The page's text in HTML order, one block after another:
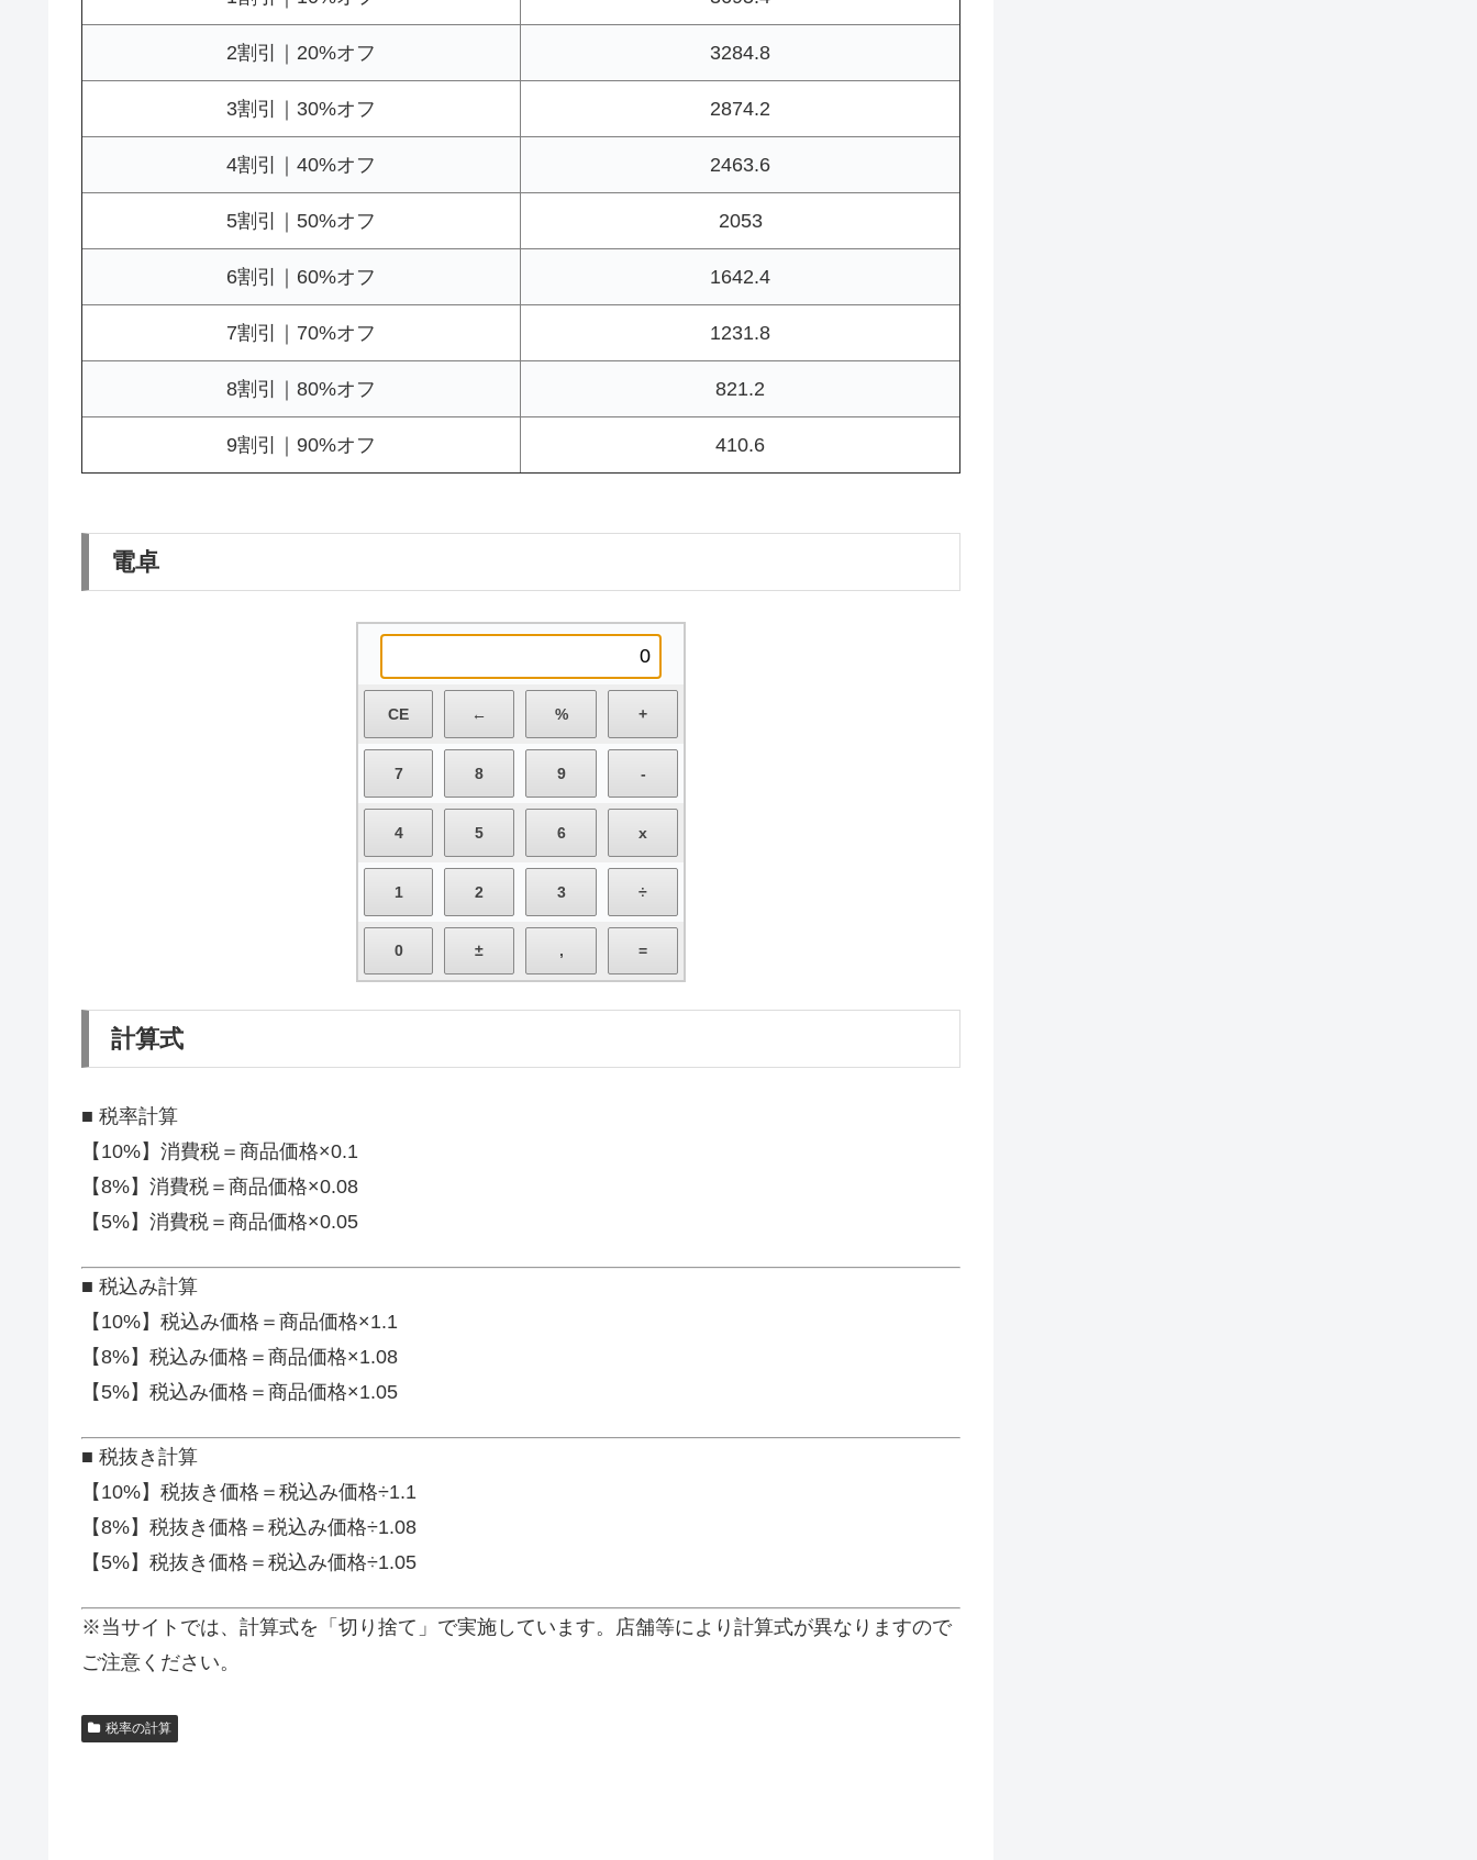
2割引｜20%オフ 3284.8
3割引｜30%オフ 2874.2
4割引｜40%オフ 2463.6
5割引｜50%オフ 2053
6割引｜60%オフ 1642.4
7割引｜70%オフ 1231.8
8割引｜80%オフ 821.2
9割引｜90%オフ 410.6
電卓
計算式
■ 税率計算
【10%】消費税＝商品価格×0.1
【8%】消費税＝商品価格×0.08
【5%】消費税＝商品価格×0.05
■ 税込み計算
【10%】税込み価格＝商品価格×1.1
【8%】税込み価格＝商品価格×1.08
【5%】税込み価格＝商品価格×1.05
■ 税抜き計算
【10%】税抜き価格＝税込み価格÷1.1
【8%】税抜き価格＝税込み価格÷1.08
【5%】税抜き価格＝税込み価格÷1.05
※当サイトでは、計算式を「切り捨て」で実施しています。店舗等により計算式が異なりますので
ご注意ください。
税率の計算